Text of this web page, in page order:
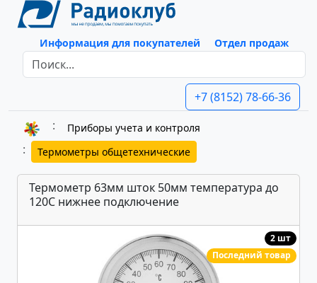
Информация для покупателей Отдел продаж
+7 (8152) 78-66-36
Приборы учета и контроля
Термометры общетехнические
Термометр 63мм шток 50мм температура до
120С нижнее подключение
2 шт
Последний товар